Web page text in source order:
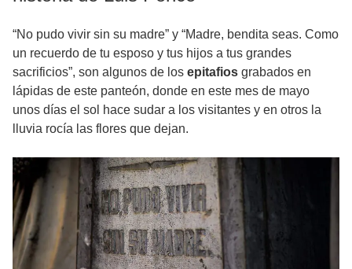
“No pudo vivir sin su madre” y “Madre, bendita seas. Como
un recuerdo de tu esposo y tus hijos a tus grandes
sacrificios”, son algunos de los epitafios grabados en
lápidas de este panteón, donde en este mes de mayo
unos días el sol hace sudar a los visitantes y en otros la
lluvia rocía las flores que dejan.